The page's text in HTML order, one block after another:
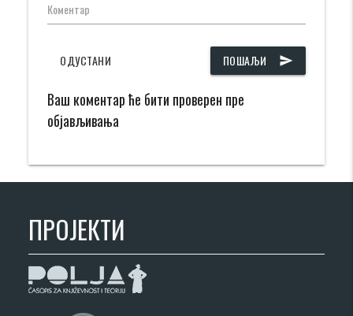
Коментар
ПОШАЉИ send
ОДУСТАНИ
Ваш коментар ће бити проверен пре
објављивања
ПРОЈЕКТИ